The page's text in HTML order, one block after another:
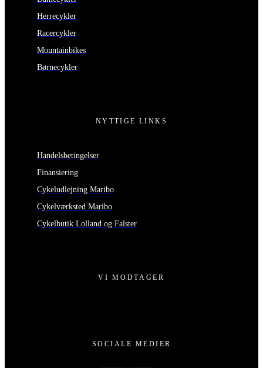
Herrecykler
Racercykler
Mountainbikes
Børnecykler
NYTTIGE LINKS
Handelsbetingelser
Finansiering
Cykeludlejning Maribo
Cykelværksted Maribo
Cykelbutik Lolland og Falster
VI MODTAGER
SOCIALE MEDIER